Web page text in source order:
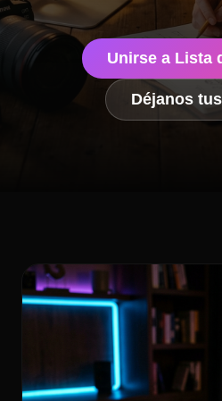
Unirse a Lista
Déjanos